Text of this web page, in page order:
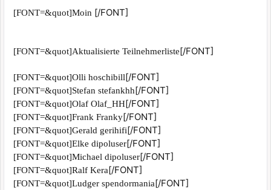
[FONT=&quot]Moin [/FONT]
[FONT=&quot]Aktualisierte Teilnehmerliste[/FONT]
[FONT=&quot]Olli hoschibill[/FONT]
[FONT=&quot]Stefan stefankhh[/FONT]
[FONT=&quot]Olaf Olaf_HH[/FONT]
[FONT=&quot]Frank Franky[/FONT]
[FONT=&quot]Gerald gerihifi[/FONT]
[FONT=&quot]Elke dipoluser[/FONT]
[FONT=&quot]Michael dipoluser[/FONT]
[FONT=&quot]Ralf Kera[/FONT]
[FONT=&quot]Ludger spendormania[/FONT]